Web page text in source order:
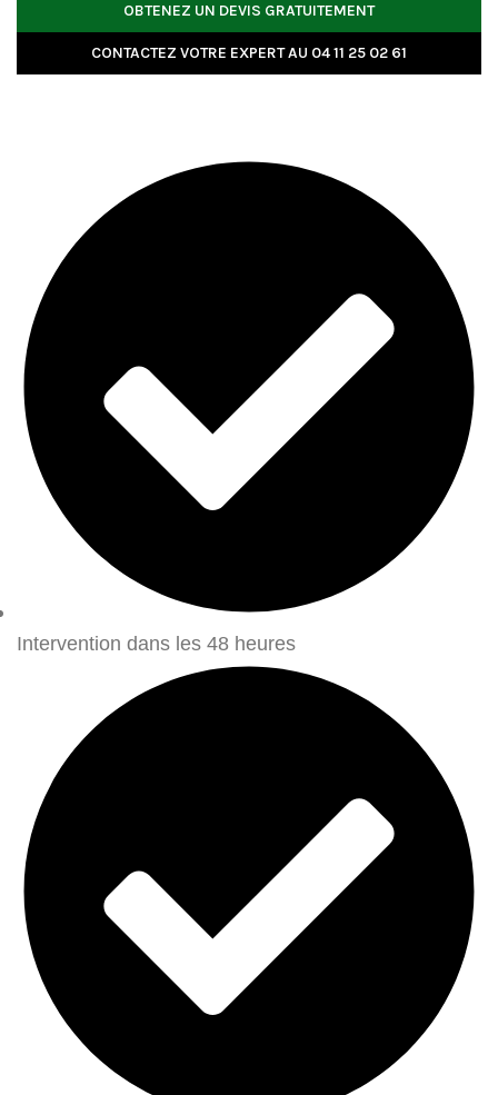
OBTENEZ UN DEVIS GRATUITEMENT
CONTACTEZ VOTRE EXPERT AU 04 11 25 02 61
Intervention dans les 48 heures